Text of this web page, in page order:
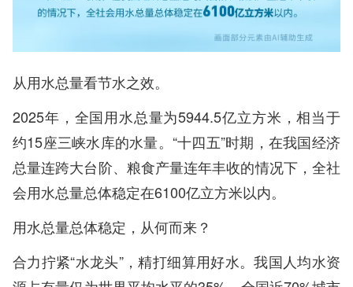
从用水总量看节水之效。
2025年，全国用水总量为5944.5亿立方米，相当于
约15座三峡水库的水量。“十四五”时期，在我国经济
总量连跨大台阶、粮食产量连年丰收的情况下，全社
会用水总量总体稳定在6100亿立方米以内。
用水总量总体稳定，从何而来？
合力拧紧“水龙头”，精打细算用好水。我国人均水资